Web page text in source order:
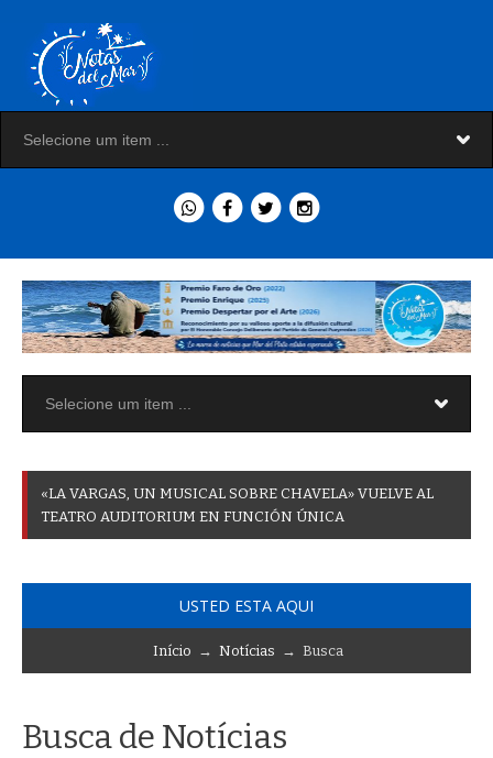
«LA VARGAS UN MUSICAL SOBRE CHAVELA» VUELVE AL
TEATRO AUDITORIUM EN FUNCIÓN ÚNICA
USTED ESTA AQUI
Início → Notícias → Busca
Busca de Notícias